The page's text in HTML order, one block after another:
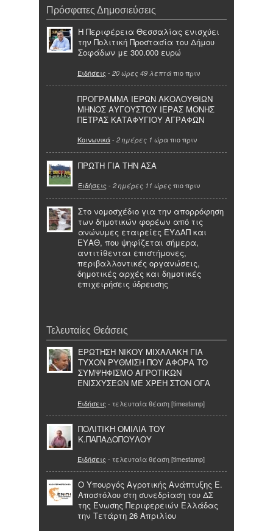
Πρόσφατες Δημοσιεύσεις
Η Περιφέρεια Θεσσαλίας ενισχύει
την Πολιτική Προστασία του Δήμου
Σοφάδων με 300.000 ευρώ
Ειδήσεις - 20 ώρες 49 λεπτά πιο πριν
ΠΡΟΓΡΑΜΜΑ ΙΕΡΩΝ ΑΚΟΛΟΥΘΙΩΝ
ΜΗΝΟΣ ΑΥΓΟΥΣΤΟΥ ΙΕΡΑΣ ΜΟΝΗΣ
ΠΕΤΡΑΣ ΚΑΤΑΦΥΓΙΟΥ ΑΓΡΑΦΩΝ
Κοινωνικά- 2 ημέρες 1 ώρα πιο πριν
ΠΡΩΤΗ ΓΙΑ ΤΗΝ ΑΣΑ
Ειδήσεις - 2 ημέρες 11 ώρες πιο πριν
Στο νομοσχέδιο για την απορρόφηση
των δημοτικών φορέων από τις
ανώνυμες εταιρείες ΕΥΔΑΠ και
ΕΥΑΘ, που ψηφίζεται σήμερα,
αντιτίθενται επιστήμονες,
περιβαλλοντικές οργανώσεις,
δημοτικές αρχές και δημοτικές
επιχειρήσεις ύδρευσης
Τελευταίες Θεάσεις
ΕΡΩΤΗΣΗ ΝΙΚΟΥ ΜΙΧΑΛΑΚΗ ΓΙΑ
ΤΥΧΟΝ ΡΥΘΜΙΣΗ ΠΟΥ ΑΦΟΡΑ ΤΟ
ΣΥΜΨΗΦΙΣΜΟ ΑΓΡΟΤΙΚΩΝ
ΕΝΙΣΧΥΣΕΩΝ ΜΕ ΧΡΕΗ ΣΤΟΝ ΟΓΑ
Ειδήσεις - τελευταία θέαση [timestamp]
ΠΟΛΙΤΙΚΗ ΟΜΙΛΙΑ ΤΟΥ
Κ.ΠΑΠΑΔΟΠΟΥΛΟΥ
Ειδήσεις - τελευταία θέαση [timestamp]
Ο Υπουργός Αγροτικής Ανάπτυξης Ε.
Αποστόλου στη συνεδρίαση του ΔΣ
της Ένωσης Περιφερειών Ελλάδας
την Τετάρτη 26 Απριλίου